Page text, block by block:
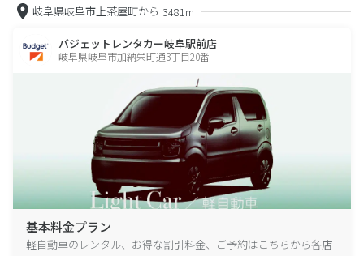
岐阜県岐阜市上茶屋町から 3481m
バジェットレンタカー岐阜駅前店
岐阜県岐阜市加納栄町通3丁目20番
基本料金プラン
軽自動車のレンタル、お得な割引料金、ご予約はこちらから各店